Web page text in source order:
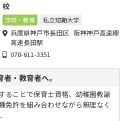
校
学校・教育 私立短期大学
兵庫県神戸市長田区 阪神神戸高速線
高速長田駅
078-611-3351
・教育者へ。
ることで保育士資格、幼稚園教諭
免許を組み合わせながら無理なく